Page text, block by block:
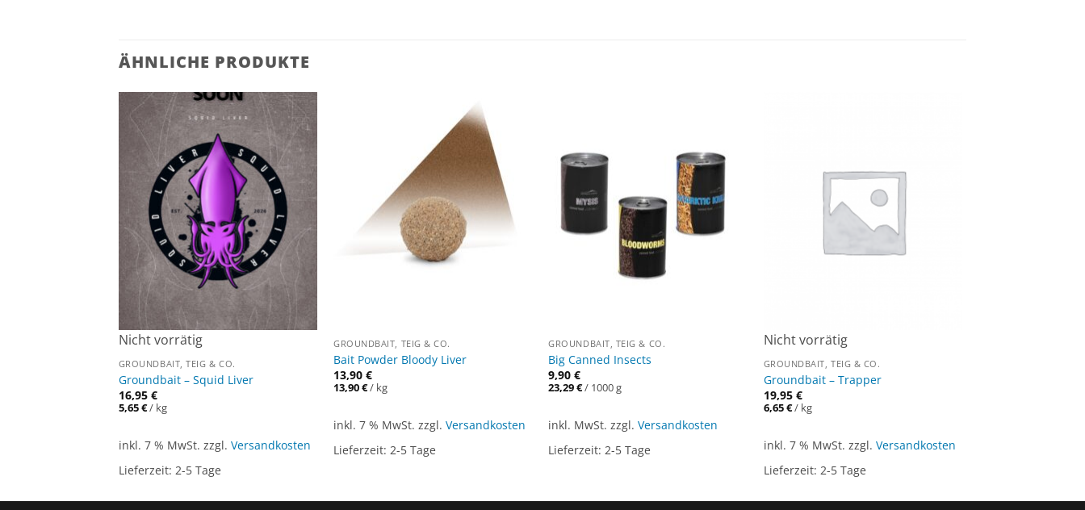
ÄHNLICHE PRODUKTE
Nicht vorrätig
GROUNDBAIT, TEIG & CO.
Groundbait – Squid Liver
16,95 €
5,65€/ kg
inkl. 7 % MwSt. zzgl. Versandkosten
Lieferzeit: 2-5 Tage
GROUNDBAIT, TEIG & CO.
Bait Powder Bloody Liver
13,90€
13,90€/ kg
inkl. 7 % MwSt. zzgl.Versandkosten
Lieferzeit: 2-5 Tage
GROUNDBAIT, TEIG & CO.
Big Canned Insects
9,90€
23,29€/ 1000g
inkl. MwSt. zzgl.Versandkosten
Lieferzeit: 2-5 Tage
Nicht vorrätig
GROUNDBAIT, TEIG & CO.
Groundbait – Trapper
19,95 €
6,65€/ kg
inkl. 7 % MwSt. zzgl. Versandkosten
Lieferzeit: 2-5 Tage